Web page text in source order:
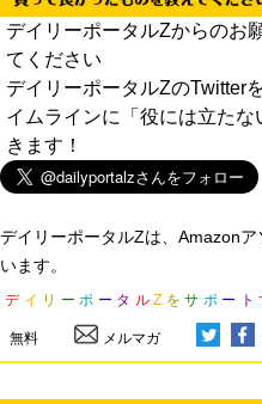
デイリーポータルZからのお
てください
デイリーポータルZのTwitter
イムラインに「役には立た
きます！
デイリーポータルZは、Amazon
います。
デ イ リ ー ポ ー タ ル Z を サ ポ ー ト
無料 メルマガ